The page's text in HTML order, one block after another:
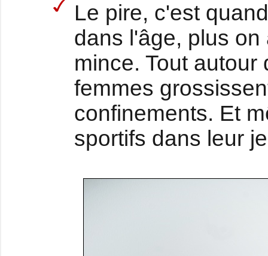
Le pire, c'est
dans l'âge, plus
mince. Tout
femmes
confinements. Et
sportifs dans leur